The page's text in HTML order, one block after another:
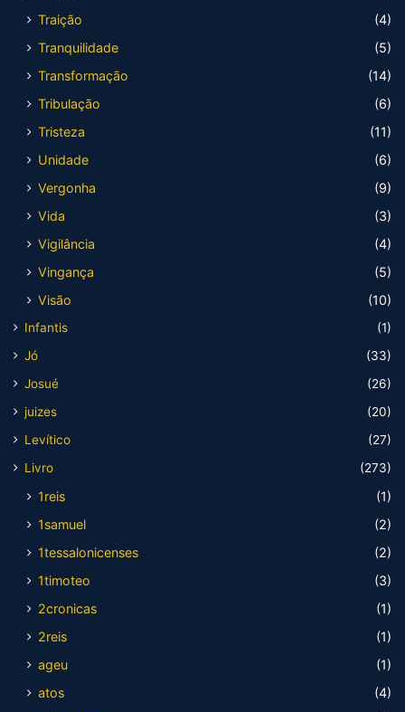
Traição
(4)
Tranquilidade
(5)
Transformação
(14)
Tribulação
(6)
Tristeza
(11)
Unidade
(6)
Vergonha
(9)
Vida
(3)
Vigilância
(4)
Vingança
(5)
Visão
(10)
Infantis
(1)
Jó
(33)
Josué
(26)
juizes
(20)
Levítico
(27)
Livro
(273)
1reis
(1)
1samuel
(2)
1tessalonicenses
(2)
1timoteo
(3)
2cronicas
(1)
2reis
(1)
ageu
(1)
atos
(4)